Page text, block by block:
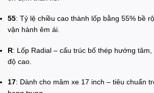
55: Tỷ lệ chiều cao thành lốp bằng 55% bề
vận hành êm ái.
R: Lốp Radial – cấu trúc bố thép hướng
độ cao.
17: Dành cho mâm xe 17 inch – tiêu chuẩn